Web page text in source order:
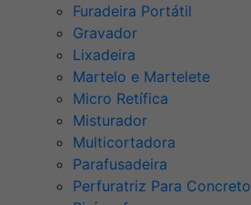
Furadeira Portátil
Gravador
Lixadeira
Martelo e Martelete
Micro Retífica
Misturador
Multicortadora
Parafusadeira
Perfuratriz Para Concreto